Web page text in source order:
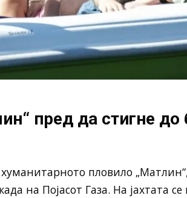
пред да стигне до
пловило
на Појасот Газа. На јахтата се